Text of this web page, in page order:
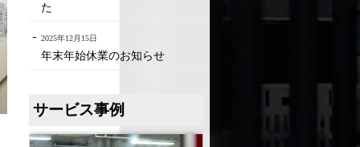
た
2025年12月15日
年末年始休業のお知らせ
サービス事例